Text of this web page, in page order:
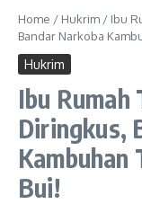
Home / Hukrim / Ibu
Bandar Narkoba
Hukrim
Ibu Rumah
Diringkus,
Kambuhan
Bui!